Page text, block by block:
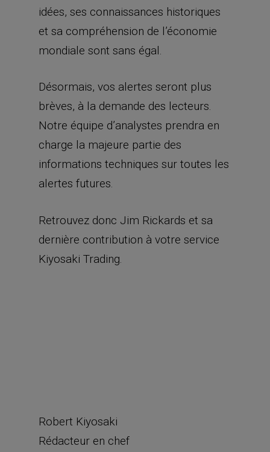
idées, ses connaissances historiques
et sa compréhension de l’économie
mondiale sont sans égal.
Désormais, vos alertes seront plus
brèves, à la demande des lecteurs.
Notre équipe d’analystes prendra en
charge la majeure partie des
informations techniques sur toutes les
alertes futures.
Retrouvez donc Jim Rickards et sa
dernière contribution à votre service
Kiyosaki Trading.